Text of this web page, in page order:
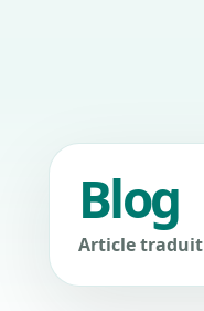
Blog
Article traduit